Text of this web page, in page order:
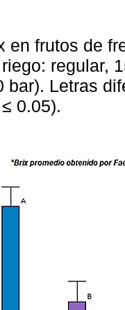
en frutos de
regular,
bar). Letras
≤ 0.05).